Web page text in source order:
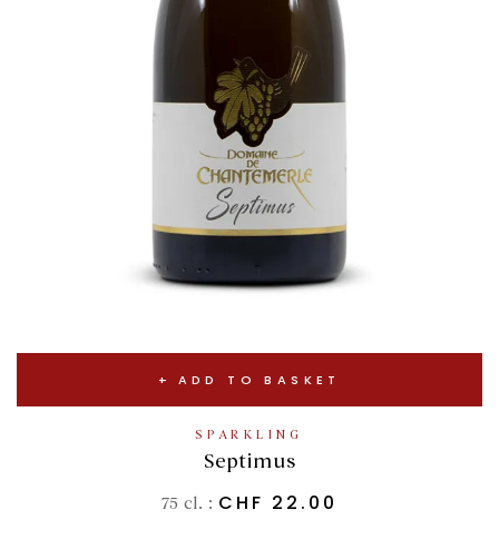
ADD TO BASKET
SPARKLING
Septimus
75 cl. : CHF 22.00